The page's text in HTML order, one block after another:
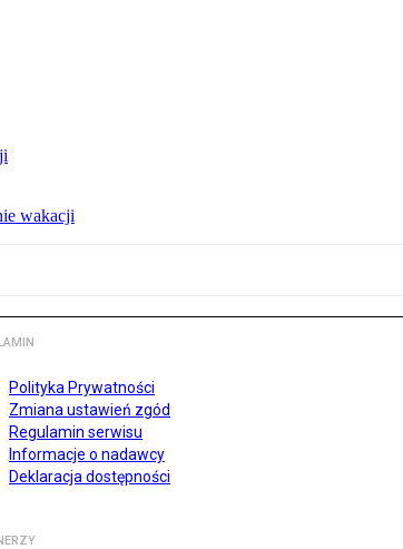
wakacji
Polityka Prywatności
Zmiana ustawień zgód
Regulamin serwisu
Informacje o nadawcy
Deklaracja dostępności